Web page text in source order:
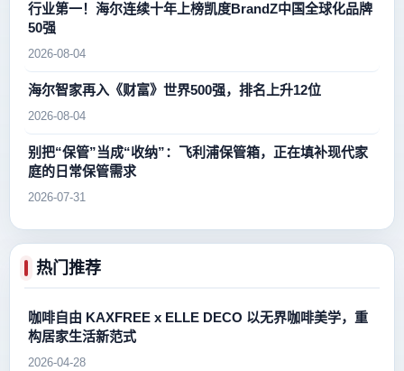
行业第一！海尔连续十年上榜凯度BrandZ中国全球化品牌
50强
2026-08-04
海尔智家再入《财富》世界500强，排名上升12位
2026-08-04
别把“保管”当成“收纳”：飞利浦保管箱，正在填补现代家
庭的日常保管需求
2026-07-31
热门推荐
咖啡自由 KAXFREE x ELLE DECO 以无界咖啡美学，重
构居家生活新范式
2026-04-28